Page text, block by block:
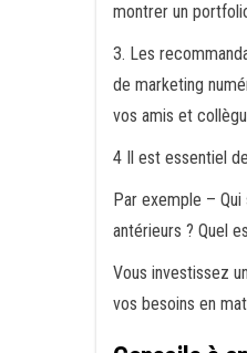
montrer un
3. Les
de marketing
vos amis et
4 Il est essentiel
Par exemple –
antérieurs ? Quel
Vous investissez
vos besoins en